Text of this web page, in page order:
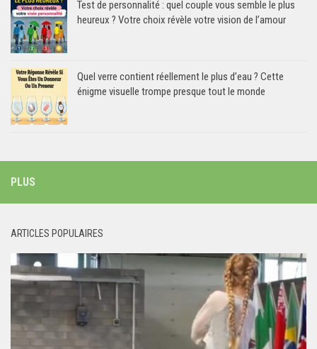
Test de personnalité : quel couple vous semble le plus
heureux ? Votre choix révèle votre vision de l’amour
Quel verre contient réellement le plus d’eau ? Cette
énigme visuelle trompe presque tout le monde
PLUS
ARTICLES POPULAIRES